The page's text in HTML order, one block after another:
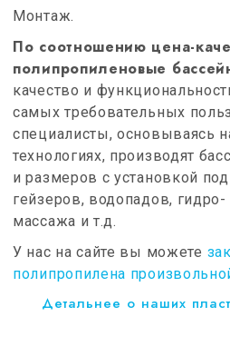
Монтаж.
По соотношению цена-
полипропиленовые
качество и
самых требовательных
специалисты, основываясь
технологиях, производят
и размеров с установкой
гейзеров, водопадов,
массажа и т.д.
У нас на сайте вы можете
полипропилена
Детальнее о наших